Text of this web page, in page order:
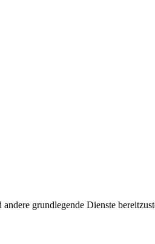
grundlegende Dienste